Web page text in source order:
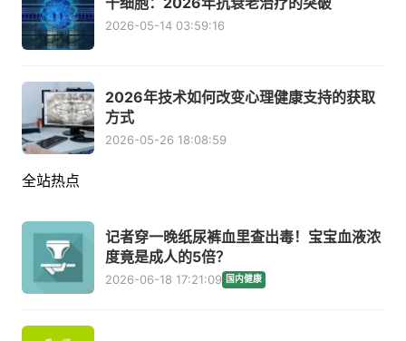
2026-05-14 03:59:16
2026年技术如何改变心理健康支持的获取
方式
2026-05-26 18:08:59
全站热点
记者穿一晚纸尿裤血里查出毒！宝宝血液浓
度竟是成人的5倍？
2026-06-18 17:21:09 国内健康